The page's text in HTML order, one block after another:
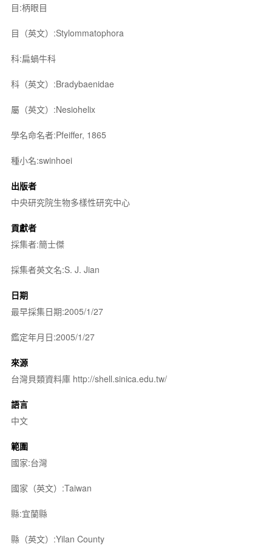
目:柄眼目
目（英文）:Stylommatophora
科:扁蝸牛科
科（英文）:Bradybaenidae
屬（英文）:Nesiohelix
學名命名者:Pfeiffer, 1865
種小名:swinhoei
出版者
中央研究院生物多樣性研究中心
貢獻者
採集者:簡士傑
採集者英文名:S. J. Jian
日期
最早採集日期:2005/1/27
鑑定年月日:2005/1/27
來源
台灣貝類資料庫 http://shell.sinica.edu.tw/
語言
中文
範圍
國家:台灣
國家（英文）:Taiwan
縣:宜蘭縣
縣（英文）:Yilan County